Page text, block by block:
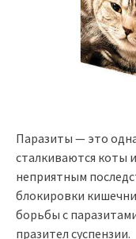
Паразиты — это
сталкиваются коты
неприятным
блокировки
борьбы с
празител суспензии.